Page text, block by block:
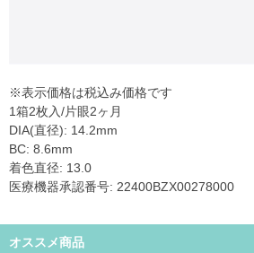
※表示価格は税込み価格です
1箱2枚入/片眼2ヶ月
DIA(直径): 14.2mm
BC: 8.6mm
着色直径: 13.0
医療機器承認番号: 22400BZX00278000
オススメ商品